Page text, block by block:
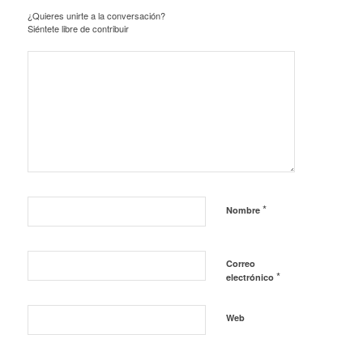
¿Quieres unirte a la conversación?
Siéntete libre de contribuir
Nombre *
Correo
electrónico *
Web